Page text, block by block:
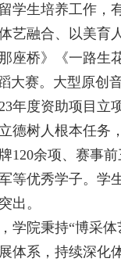
学生培养工作，
艺融合、以美育
座桥》《一路生
大赛。大型原创
年度资助项目立
德树人根本任务
120余项、赛事
等优秀学子。学
出。
学院秉持“博采
体系，持续深化